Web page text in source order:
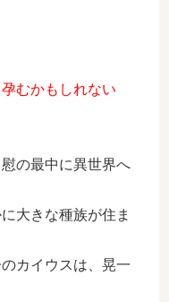
むかもしれない
の最中に異世界へ
大きな種族が住ま
カイウスは、晃一